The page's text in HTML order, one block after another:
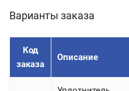
Варианты заказа
Код
заказа
Описание